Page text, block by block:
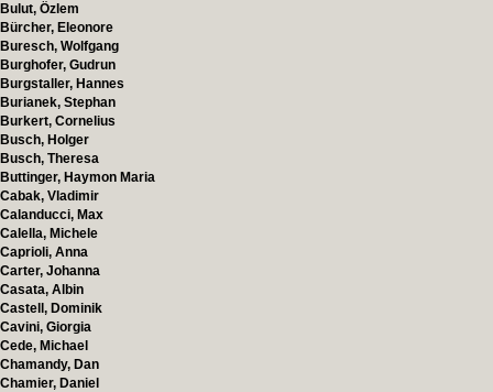
Bulut, Özlem
Bürcher, Eleonore
Buresch, Wolfgang
Burghofer, Gudrun
Burgstaller, Hannes
Burianek, Stephan
Burkert, Cornelius
Busch, Holger
Busch, Theresa
Buttinger, Haymon Maria
Cabak, Vladimir
Calanducci, Max
Calella, Michele
Caprioli, Anna
Carter, Johanna
Casata, Albin
Castell, Dominik
Cavini, Giorgia
Cede, Michael
Chamandy, Dan
Chamier, Daniel